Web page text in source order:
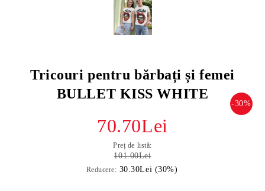
Tricouri pentru bărbați și femei
BULLET KISS WHITE
-30%
70.70Lei
Preț de listă:
101.00Lei
Reducere: 30.30Lei (30%)